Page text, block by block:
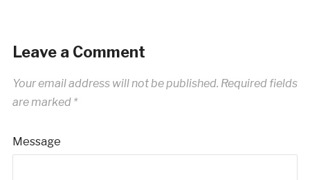
Leave a Comment
Your email address will not be published. Required fields
are marked *
Message